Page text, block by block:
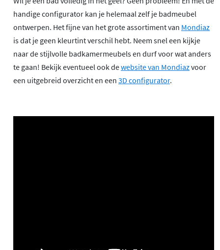
handige configurator kan je helemaal zelf je badmeubel
ontwerpen. Het fijne van het grote assortiment van Mondiaz
is dat je geen kleurtint verschil hebt. Neem snel een kijkje
naar de stijlvolle badkamermeubels en durf voor wat anders
te gaan! Bekijk eventueel ook dewebsite van Mondiazvoor
een uitgebreid overzicht en een 3D configurator.